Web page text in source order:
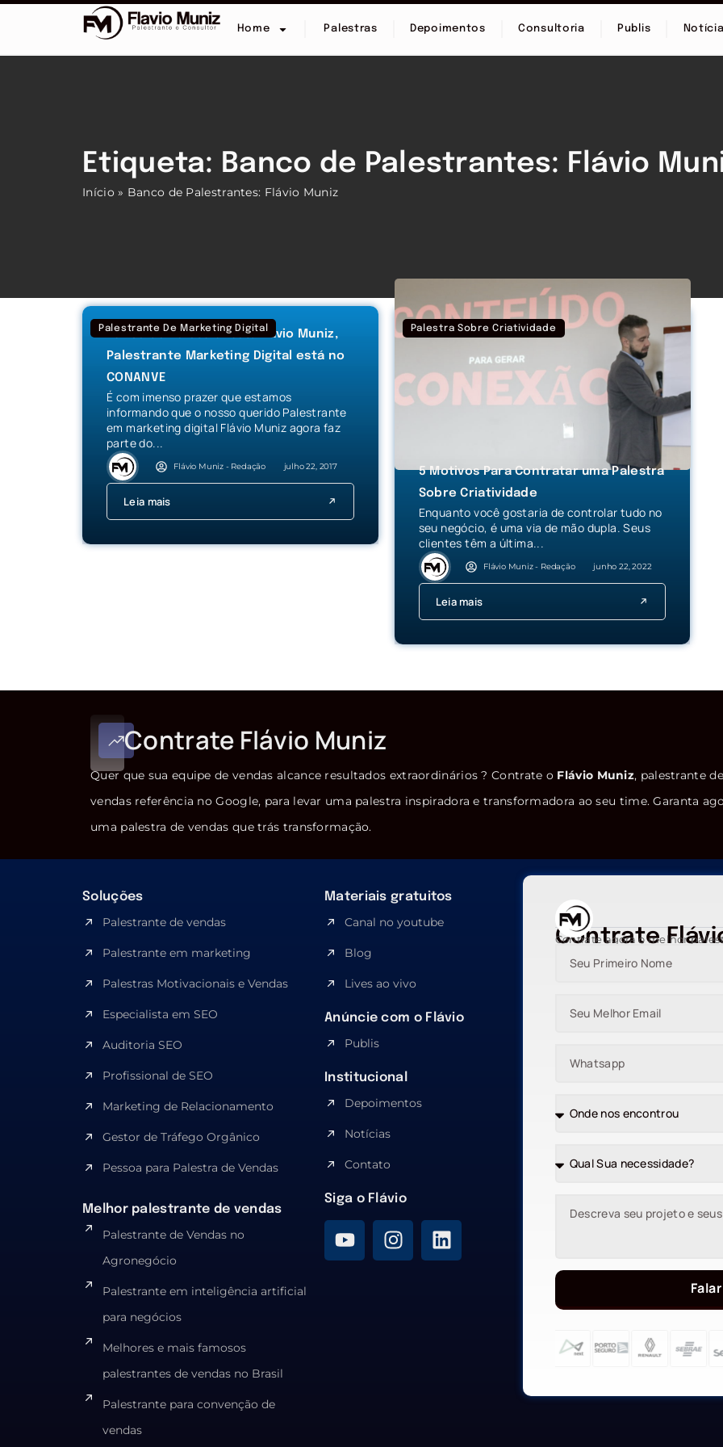
Home Palestras Depoimentos Consultoria Publis
Etiqueta: Banco de Palestrantes: Flávio
Início » Banco de Palestrantes: Flávio Muniz
Palestrante De Marketing Digital
Banco de Palestrantes: Flávio Muniz,
Palestrante Marketing Digital está no
CONANVE
É com imenso prazer que estamos
informando que o nosso querido Palestrante
em marketing digital Flávio Muniz agora faz
parte do...
Flávio Muniz - Redação julho 22, 2017
Leia mais
Palestra Sobre Criatividade
5 Motivos Para Contratar uma Palestra
Sobre Criatividade
Enquanto você gostaria de controlar tudo no
seu negócio, é uma via de mão dupla. Seus
clientes têm a última...
Flávio Muniz - Redação junho 22, 2022
Leia mais
Contrate Flávio Muniz
Quer que sua equipe de vendas alcance resultados extraordinários ? Contrate o Flávio Muniz, palestrante de
vendas referência no Google, para levar uma palestra inspiradora e transformadora ao seu time. Garanta
uma palestra de vendas que trás transformação.
Soluções
Palestrante de vendas
Palestrante em marketing
Palestras Motivacionais e Vendas
Especialista em SEO​
Auditoria SEO
Profissional de SEO
Marketing de Relacionamento
Gestor de Tráfego Orgânico
Pessoa para Palestra de Vendas
Melhor palestrante de vendas
Palestrante de Vendas no
Agronegócio
Palestrante em inteligência artificial
para negócios
Melhores e mais famosos
palestrantes de vendas no Brasil
Palestrante para convenção de
vendas
Materiais gratuitos
Canal no youtube
Blog
Lives ao vivo
Anúncie com o Flávio
Publis
Institucional
Depoimentos
Notícias
Contato
Siga o Flávio
Contrate
Contrate agora o melhor